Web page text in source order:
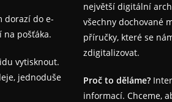
dorazí do e-
na pošťáka.
vytisknout.
jednoduše
největší digitální
všechny dochované
příručky, které se
zdigitalizovat.
Proč to děláme?
informací. Chceme,